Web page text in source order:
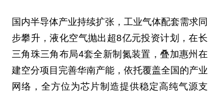
国内半导体产业持续扩张，工业气体配套需求同
步攀升，液化空气抛出超8亿元投资计划，在长
三角珠三角布局4套全新制氮装置，叠加惠州在
建空分项目完善华南产能，依托覆盖全国的产业
网络，全方位为芯片制造提供稳定高纯气源支